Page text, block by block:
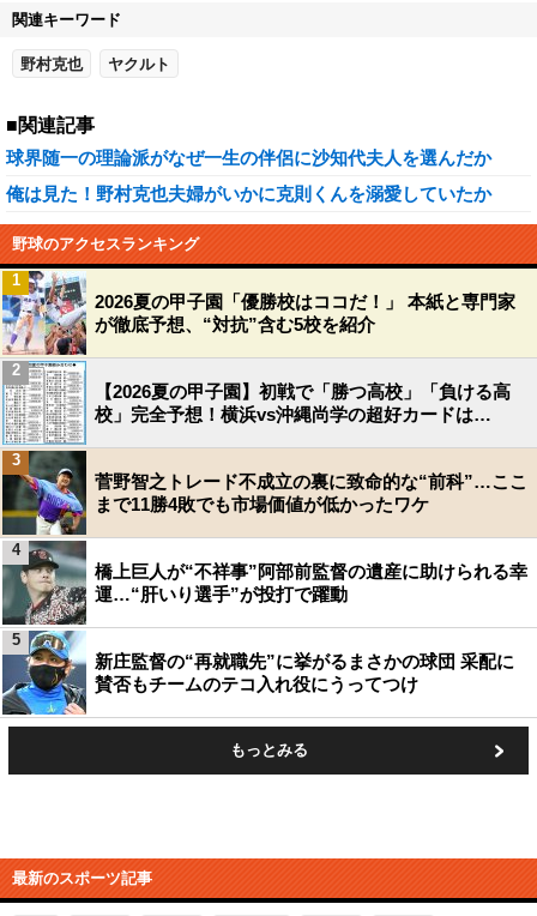
関連キーワード
野村克也 ヤクルト
■関連記事
球界随一の理論派がなぜ一生の伴侶に沙知代夫人を選んだか
俺は見た！野村克也夫婦がいかに克則くんを溺愛していたか
野球のアクセスランキング
2026夏の甲子園「優勝校はココだ！」 本紙と専門家
が徹底予想、“対抗”含む5校を紹介
1
【2026夏の甲子園】初戦で「勝つ高校」「負ける高
校」完全予想！横浜vs沖縄尚学の超好カードは…
2
菅野智之トレード不成立の裏に致命的な“前科”…ここ
まで11勝4敗でも市場価値が低かったワケ
3
橋上巨人が“不祥事”阿部前監督の遺産に助けられる幸
運…“肝いり選手”が投打で躍動
4
新庄監督の“再就職先”に挙がるまさかの球団 采配に
賛否もチームのテコ入れ役にうってつけ
5
もっとみる
最新のスポーツ記事